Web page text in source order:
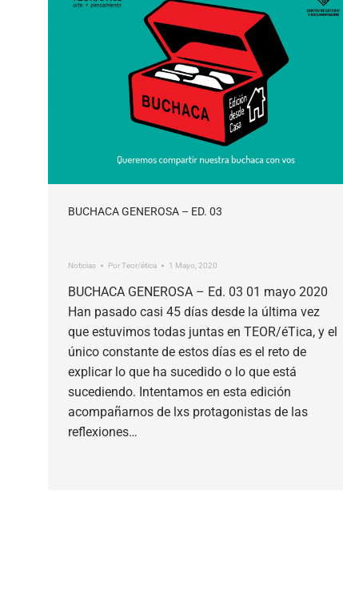
BUCHACA GENEROSA – ED. 03
Noticias PorTeor/ética 1 Mayo, 2020
BUCHACA GENEROSA – Ed. 03 01 mayo 2020
Han pasado casi 45 días desde la última vez
que estuvimos todas juntas en TEOR/éTica, y el
único constante de estos días es el reto de
explicar lo que ha sucedido o lo que está
sucediendo. Intentamos en esta edición
acompañarnos de lxs protagonistas de las
reflexiones…